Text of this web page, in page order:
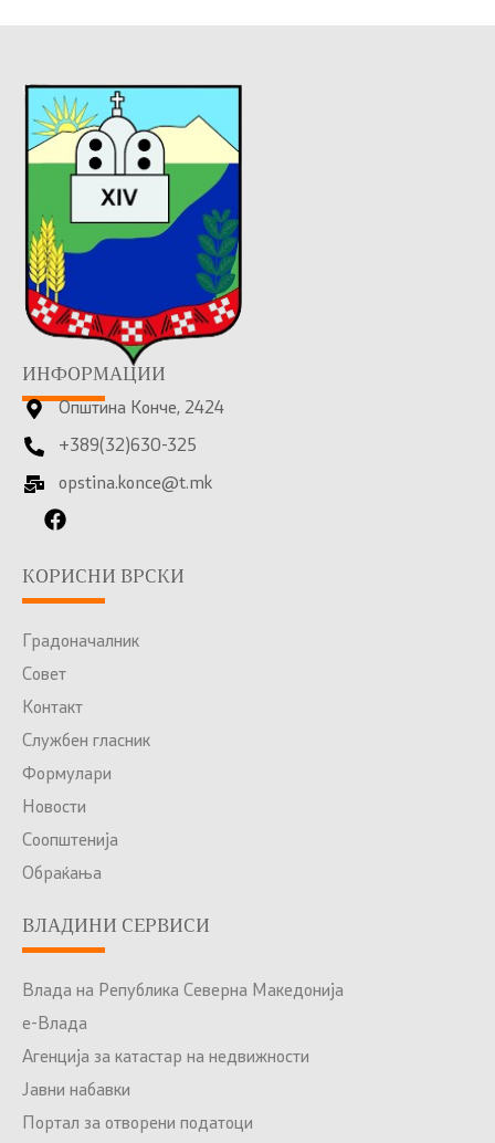
ИНФОРМАЦИИ
Општина Конче, 2424
+389(32)630-325
opstina.konce@t.mk
КОРИСНИ ВРСКИ
Градоначалник
Совет
Контакт
Службен гласник
Формулари
Новости
Соопштенија
Обраќања
ВЛАДИНИ СЕРВИСИ
Влада на Република Северна Македонија
е-Влада
Агенција за катастар на недвижности
Јавни набавки
Портал за отворени податоци